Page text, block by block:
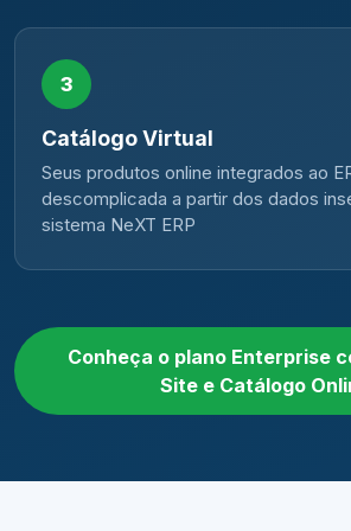
3
Catálogo Virtual
Seus produtos online integrados ao
descomplicada a partir dos dados
sistema NeXT ERP
Conheça o plano Enterprise
Site e Catálogo